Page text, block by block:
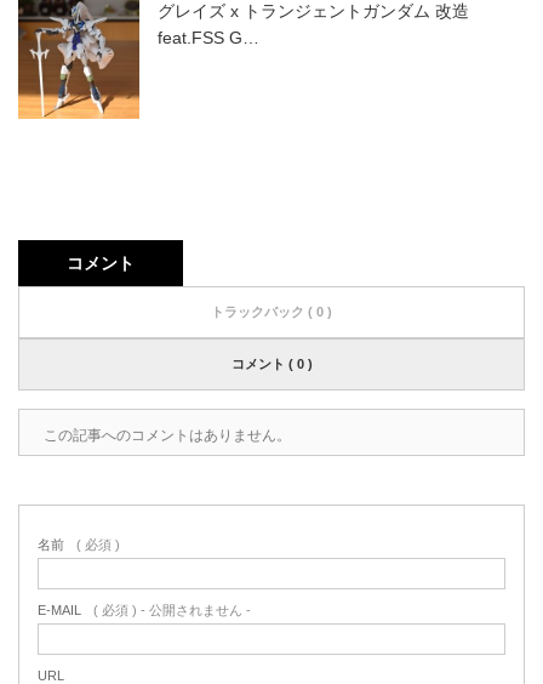
グレイズ x トランジェントガンダム 改造
feat.FSS G…
コメント
トラックバック ( 0 )
コメント ( 0 )
この記事へのコメントはありません。
名前 ( 必須 )
E-MAIL ( 必須 ) - 公開されません -
URL